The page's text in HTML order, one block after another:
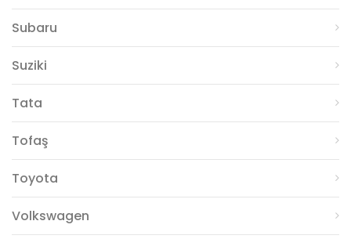
Subaru
Suziki
Tata
Tofaş
Toyota
Volkswagen